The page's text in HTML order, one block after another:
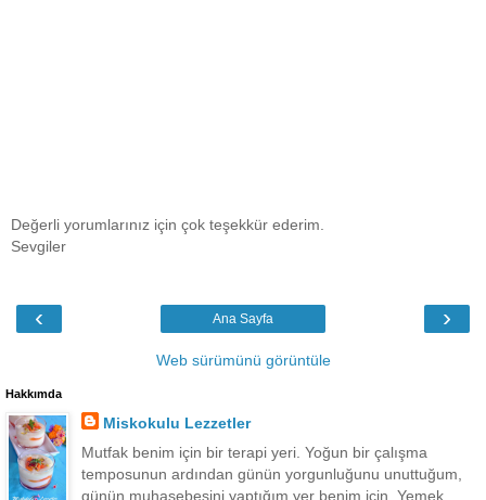
Değerli yorumlarınız için çok teşekkür ederim.
Sevgiler
‹ ›
Ana Sayfa
Web sürümünü görüntüle
Hakkımda
Miskokulu Lezzetler
Mutfak benim için bir terapi yeri. Yoğun bir çalışma
temposunun ardından günün yorgunluğunu unuttuğum,
günün muhasebesini yaptığım yer benim için. Yemek